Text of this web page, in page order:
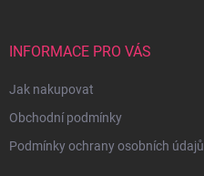
INFORMACE PRO VÁS
Jak nakupovat
Obchodní podmínky
Podmínky ochrany osobních údajů